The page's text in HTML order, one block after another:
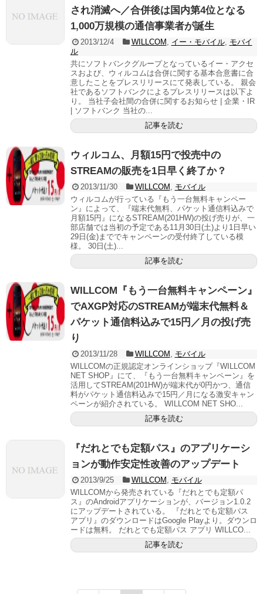
され消滅へ／合併後は国内第4位となる
1,000万規模の通信事業者が誕生
2013/12/4 WILLCOM イー・モバイル, モバイ
ル
共にソフトバンクグループとなっているイー・アクセ
スおよび、ウィルコムは合併に関する基本合意書に合
意したことをプレスリリースにて発表している。 親会
社であるソフトバンクによるプレスリリースは以下よ
り。 当社子会社間の合併に関するお知らせ | 企業・IR
| ソフトバンク 当社の...
記事を読む
ウィルコム、月額15円で投売中の
STREAMの販売を1日早く終了か？
2013/11/30 WILLCOM
モバイル
ウィルコムが行っている『もう一台無料キャンペー
ン』によって、『端末代無料、パケット通信料込みで
月額15円』になるSTREAM(201HW)の投げ売りが、一
部店舗では当初の予定である11月30日(土)より1日早い
29日(金)まででキャンペーンの受付終了している模
様。 30日(土)...
記事を読む
WILLCOM『もう一台無料キャンペーン』
でAXGP対応のSTREAMが端末代無料＆
パケット通信料込みで15円／月の投げ売
り
2013/11/28 WILLCOM
モバイル
WILLCOMの正規認定オンラインショップ『WILLCOM
NET SHOP』にて、『もう一台無料キャンペーン』を
活用してSTREAM(201HW)が端末代が0円かつ、通信
料がパケット通信料込みで15円／月になる激安キャン
ペーンが紹介されている。 WILLCOM NET SHO...
記事を読む
『だれとでも定額パス』のアプリケーシ
ョンが動作安定性改善のアップデート
2013/9/25 WILLCOM
モバイル
WILLCOMから発売されている『だれとでも定額パ
ス』のAndroidアプリケーションが、バージョン1.0.2
にアップデートされている。 『だれとでも定額パス
アプリ』のダウンロードはGoogle Playより。ダウンロ
ードは無料。 だれとでも定額パス アプリ WILLCO...
記事を読む